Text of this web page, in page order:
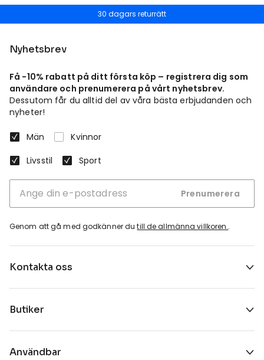
30 dagars returrätt
Nyhetsbrev
Få -10% rabatt på ditt första köp – registrera dig som
användare och prenumerera på vårt nyhetsbrev.
Dessutom får du alltid del av våra bästa erbjudanden och
nyheter!
Män
Kvinnor
Livsstil
Sport
Prenumerera
Genom att gå med godkänner dutill de allmänna villkoren..
Kontakta oss
Butiker
Användbar